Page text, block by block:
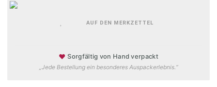
AUF DEN MERKZETTEL
♥ Sorgfältig von Hand verpackt
„Jede Bestellung ein besonderes Auspackerlebnis.“